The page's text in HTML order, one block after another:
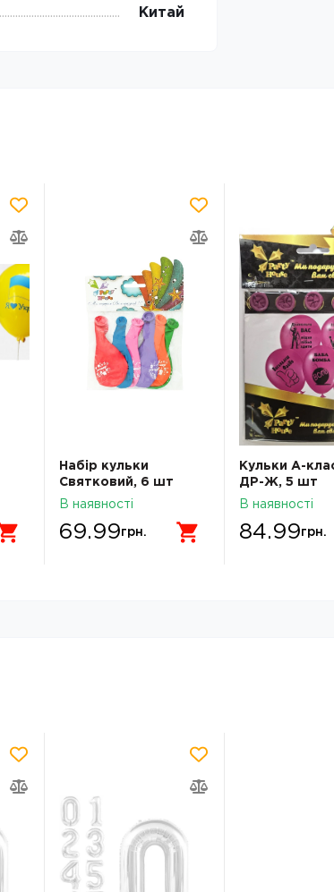
Китай
Набір кульки
Святковий, 6 шт
В наявності
69.99грн.
Кульки А-
ДР-Ж, 5 шт
В наявності
84.99грн.